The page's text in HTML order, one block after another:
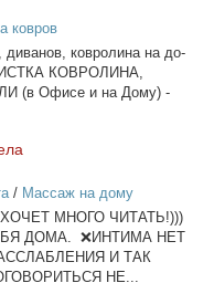
ковров
ди­ва­нов, ков­ро­ли­на на до­
КОВРОЛИНА,
(в Офи­се и на До­му) -
/ Массаж на дому
МНОГО ЧИТАТЬ!)))
ДОМА. ❌ИНТИМА НЕТ
И ТАК
НЕ...